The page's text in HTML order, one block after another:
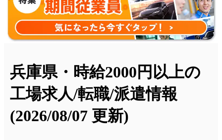
兵庫県・時給2000円以上の
工場求人/転職/派遣情報
(2026/08/07 更新)